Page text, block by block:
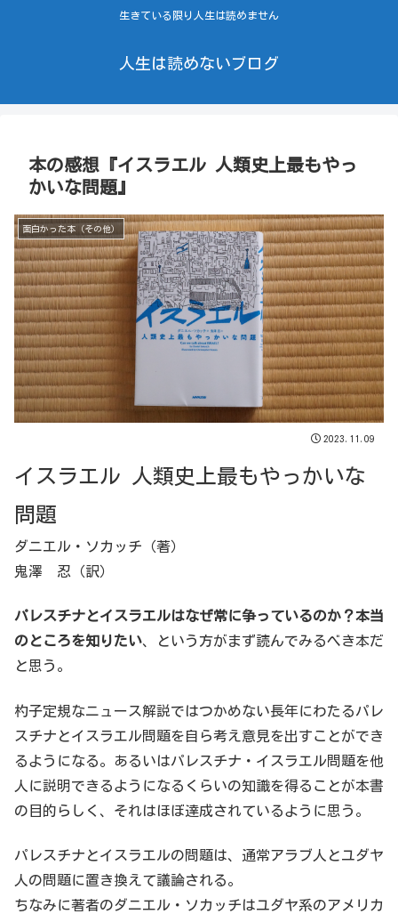
生きている限り人生は読めません
人生は読めないブログ
本の感想『イスラエル 人類史上最もやっ
かいな問題』
面白かった本（その他）
2023.11.09
イスラエル 人類史上最もやっかいな
問題
ダニエル・ソカッチ（著）
鬼澤 忍（訳）
パレスチナとイスラエルはなぜ常に争っているのか？本当
のところを知りたい、という方がまず読んでみるべき本だ
と思う。
杓子定規なニュース解説ではつかめない長年にわたるパレ
スチナとイスラエル問題を自ら考え意見を出すことができ
るようになる。あるいはパレスチナ・イスラエル問題を他
人に説明できるようになるくらいの知識を得ることが本書
の目的らしく、それはほぼ達成されているように思う。
パレスチナとイスラエルの問題は、通常アラブ人とユダヤ
人の問題に置き換えて議論される。
ちなみに著者のダニエル・ソカッチはユダヤ系のアメリカ